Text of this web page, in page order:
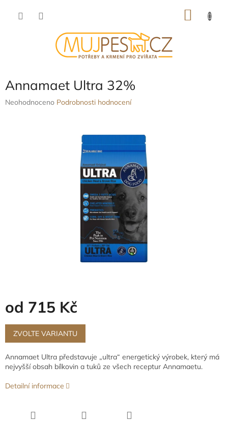
Annamaet Ultra 32%
Průměrné
Neohodnoceno Podrobnosti hodnocení
od 715 Kč
Měrná
cena:
ZVOLTE VARIANTU
Annamaet Ultra představuje „ultra“ energetický výrobek, který má
nejvyšší obsah bílkovin a tuků ze všech receptur Annamaetu.
Detailní informace